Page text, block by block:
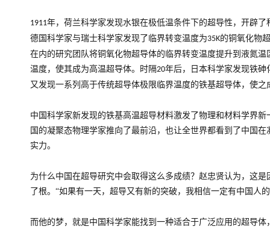
1911年，荷兰科学家发现水银在极低温条件下的超导性，开辟了
德国科学家与瑞士科学家发现了临界转变温度为35K的铜氧化物
在内的研究团队将铜氧化物超导体的临界转变温度提升到液氮
温度，使其成为高温超导体。时隔20年后，日本科学家发现铁
又发现一系列高于传统超导体极限临界温度的铁基超导体，使
中国科学家新发现的铁基高温超导材料激发了物理和材料学界
国的凝聚态物理学家推向了最前沿，也让全世界都看到了中国
实力。
为什么中国在超导研究中会取得这么多成绩？赵忠贤认为，这
了根。“如果有一天，超导又有新的突破，我相信一定有中国人
而他的梦，就是中国科学家能找到一种适合于广泛应用的超导